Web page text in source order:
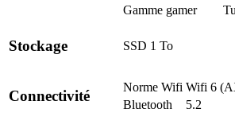
Gamme gamer
Stockage SSD 1 To
Connectivité
Norme Wifi Wifi 6
Bluetooth
5.2